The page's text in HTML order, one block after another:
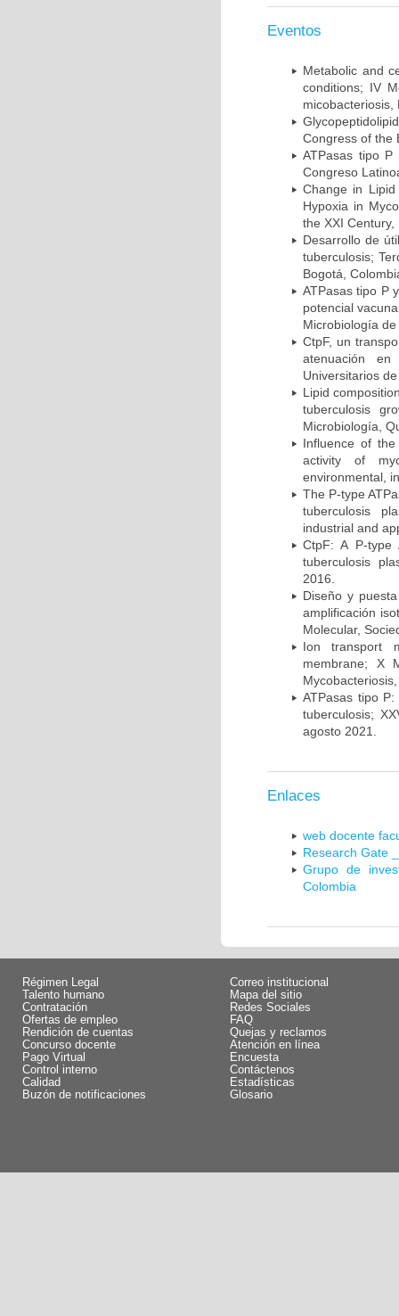
Eventos
Metabolic and
conditions; IV
micobacteriosis,
Congress of the
ATPasas tipo P
Congreso
Change in
Hypoxia in
the XXI
Desarrollo de
tuberculosis;
Bogotá,
ATPasas tipo P
potencial
Microbiología
CtpF, un
atenuación
Universitarios
Lipid
tuberculosis
Microbiología,
Influence of the
activity of
environmental,
The P-type
tuberculosis
industrial and
CtpF: A P-type
tuberculosis
2016.
Diseño y
amplificación
Molecular,
Ion transport
membrane; X
ATPasas tipo
tuberculosis;
agosto 2021.
Enlaces
web docente
Research Gate
Grupo de
Colombia
Régimen Legal
Talento humano
Contratación
Ofertas de empleo
Rendición de cuentas
Concurso docente
Pago Virtual
Control interno
Calidad
Buzón de notificaciones
Correo institucional
Mapa del sitio
Redes Sociales
FAQ
Quejas y reclamos
Atención en línea
Encuesta
Contáctenos
Estadísticas
Glosario